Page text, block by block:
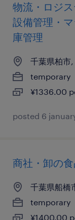
物流・ロジス
設備管理・
庫管理
千葉県柏市,
temporary
¥1336.00
posted 6
商社・卸の
千葉県船橋
temporary
¥1400.00